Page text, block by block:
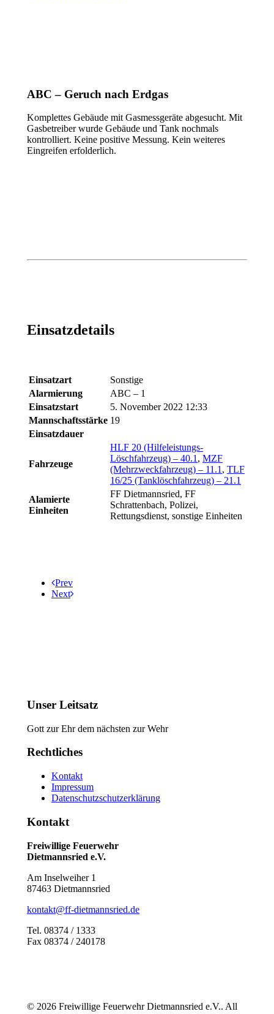
ABC – Geruch nach Erdgas
Komplettes Gebäude mit Gasmessgeräte abgesucht. Mit
Gasbetreiber wurde Gebäude und Tank nochmals
kontrolliert. Keine positive Messung. Kein weiteres
Eingreifen erfolderlich.
Einsatzdetails
Einsatzart
Sonstige
Alarmierung
ABC – 1
Einsatzstart
5. November 2022 12:33
Mannschaftsstärke 19
Einsatzdauer
Fahrzeuge
HLF 20 (Hilfeleistungs-
Löschfahrzeug) – 40.1 , MZF
(Mehrzweckfahrzeug) – 11.1 , TLF
16/25 (Tanklöschfahrzeug) – 21.1
Alamierte
Einheiten
FF Dietmannsried, FF
Schrattenbach, Polizei,
Rettungsdienst, sonstige Einheiten
Prev
Next
Unser Leitsatz
Gott zur Ehr dem nächsten zur Wehr
Rechtliches
Kontakt
Impressum
Datenschutzschutzerklärung
Kontakt
Freiwillige Feuerwehr
Dietmannsried e.V.
Am Inselweiher 1
87463 Dietmannsried
kontakt@ff-dietmannsried.de
Tel. 08374 / 1333
Fax 08374 / 240178
© 2026 Freiwillige Feuerwehr Dietmannsried e.V.. All